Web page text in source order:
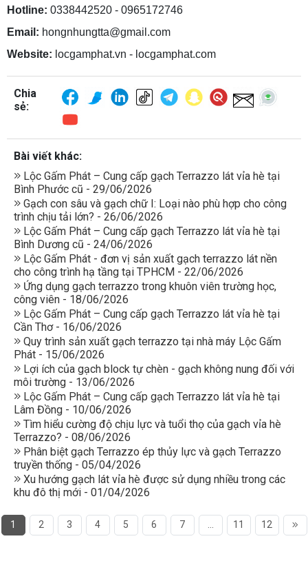
Hotline: 0338442520 - 0965172746
Email: hongnhungtta@gmail.com
Website: locgamphat.vn - locgamphat.com
Chia
sẻ:
Bài viết khác:
Lộc Gấm Phát – Cung cấp gạch Terrazzo lát vỉa hè tại
Bình Phước cũ - 29/06/2026
Gạch con sâu và gạch chữ I: Loại nào phù hợp cho công
trình chịu tải lớn? - 26/06/2026
Lộc Gấm Phát – Cung cấp gạch Terrazzo lát vỉa hè tại
Bình Dương cũ - 24/06/2026
Lộc Gấm Phát - đơn vị sản xuất gạch terrazzo lát nền
cho công trình hạ tầng tại TPHCM - 22/06/2026
Ứng dụng gạch terrazzo trong khuôn viên trường học,
công viên - 18/06/2026
Lộc Gấm Phát – Cung cấp gạch Terrazzo lát vỉa hè tại
Cần Thơ - 16/06/2026
Quy trình sản xuất gạch terrazzo tại nhà máy Lộc Gấm
Phát - 15/06/2026
Lợi ích của gạch block tự chèn - gạch không nung đối với
môi trường - 13/06/2026
Lộc Gấm Phát – Cung cấp gạch Terrazzo lát vỉa hè tại
Lâm Đồng - 10/06/2026
Tìm hiểu cường độ chịu lực và tuổi thọ của gạch vỉa hè
Terrazzo? - 08/06/2026
Phân biệt gạch Terrazzo ép thủy lực và gạch Terrazzo
truyền thống - 05/04/2026
Xu hướng gạch lát vỉa hè được sử dụng nhiều trong các
khu đô thị mới - 01/04/2026
1 2 3 4 5 6 7 11 12